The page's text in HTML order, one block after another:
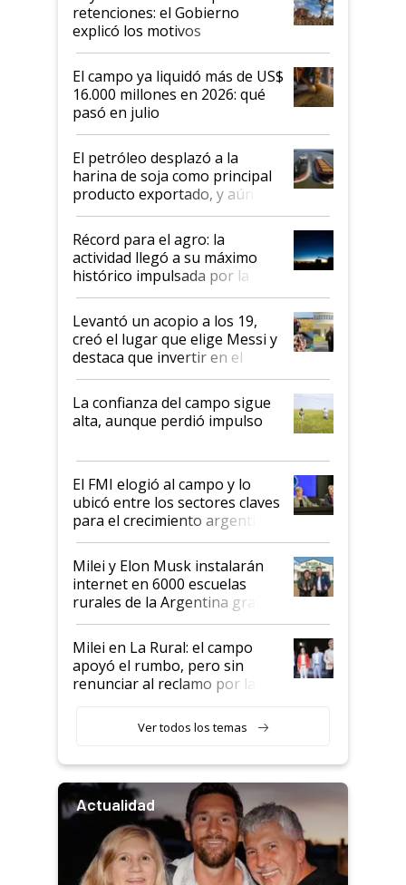
retenciones: el Gobierno
explicó los motivos
El campo ya liquidó más de US$
16.000 millones en 2026: qué
pasó en julio
El petróleo desplazó a la
harina de soja como principal
producto exportado, y aún así
el agro aportó casi seis de cada
diez dólares y sostuvo el
liderazgo en un semestre
récord
Récord para el agro: la
actividad llegó a su máximo
histórico impulsada por la
cosecha y las exportaciones
Levantó un acopio a los 19,
creó el lugar que elige Messi y
destaca que invertir en el
kirchnerismo era como "darle
plata a un hijo para droga":
Juan Félix Rossetti, el libertario
que de una dura crisis salió
de Milei
La confianza del campo sigue
alta, aunque perdió impulso
El FMI elogió al campo y lo
ubicó entre los sectores claves
para el crecimiento argentino
Milei y Elon Musk instalarán
internet en 6000 escuelas
rurales de la Argentina gracias
a un acuerdo con Starlink
Milei en La Rural: el campo
apoyó el rumbo, pero sin
renunciar al reclamo por las
Ver todos los temas
Actualidad